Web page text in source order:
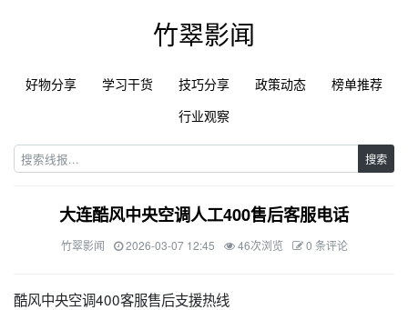
竹翠影闻
好物分享 学习干货 技巧分享 政策动态
榜单推荐
行业观察
搜索
大连酷风中央空调人工400售后客服电话
竹翠影闻 2026-03-07 12:45 46次浏览 0 条评论
酷风中央空调400客服售后支援热线